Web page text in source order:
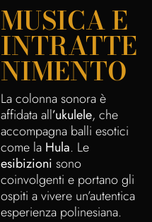
MUSICA E
INTRATTE
NIMENTO
La colonna sonora è
affidata all’ukulele, che
accompagna balli esotici
come la Hula. Le
esibizioni sono
coinvolgenti e portano gli
ospiti a vivere un’autentica
esperienza polinesiana.